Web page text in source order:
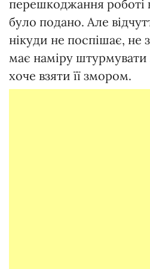
перешкоджання роботі
було подано. Але
нікуди не поспішає, не
має наміру
хоче взяти її змором.